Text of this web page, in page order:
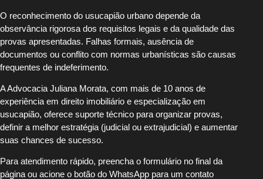
O reconhecimento do usucapião urbano depende da
observância rigorosa dos requisitos legais e da qualidade das
provas apresentadas. Falhas formais, ausência de
documentos ou conflito com normas urbanísticas são causas
frequentes de indeferimento.
A Advocacia Juliana Morata, com mais de 10 anos de
experiência em direito imobiliário e especialização em
usucapião, oferece suporte técnico para organizar provas,
definir a melhor estratégia (judicial ou extrajudicial) e aumentar
suas chances de sucesso.
Para atendimento rápido, preencha o formulário no final da
página ou acione o botão do WhatsApp para um contato